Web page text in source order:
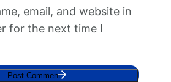
email, and website in
for the next time I